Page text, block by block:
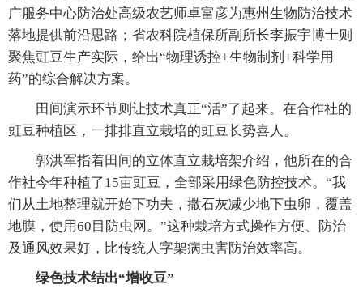
广服务中心防治处高级农艺师卓富彦为惠州生物防治技术
落地提供前沿思路；省农科院植保所副所长李振宇博士则
聚焦豇豆生产实际，给出“物理诱控+生物制剂+科学用
药”的综合解决方案。
田间演示环节则让技术真正“活”了起来。在合作社的
豇豆种植区，一排排直立栽培的豇豆长势喜人。
郭洪军指着田间的立体直立栽培架介绍，他所在的合
作社今年种植了15亩豇豆，全部采用绿色防控技术。“我
们从土地整理就开始下功夫，撒石灰减少地下虫卵，覆盖
地膜，使用60目防虫网。”这种栽培方式操作方便、防治
及通风效果好，比传统人字架病虫害防治效率高。
绿色技术结出“增收豆”